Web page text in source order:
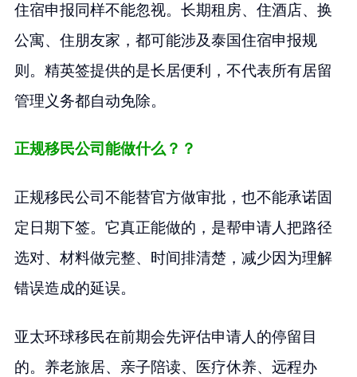
住宿申报同样不能忽视。长期租房、住酒店、换
公寓、住朋友家，都可能涉及泰国住宿申报规
则。精英签提供的是长居便利，不代表所有居留
管理义务都自动免除。
正规移民公司能做什么？？
正规移民公司不能替官方做审批，也不能承诺固
定日期下签。它真正能做的，是帮申请人把路径
选对、材料做完整、时间排清楚，减少因为理解
错误造成的延误。
亚太环球移民在前期会先评估申请人的停留目
的。养老旅居、亲子陪读、医疗休养、远程办